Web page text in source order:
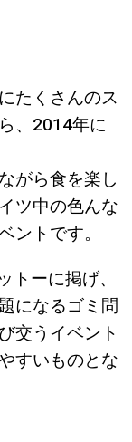
たくさんのス
、2014年に
がら食を楽し
ツ中の色んな
ントです。
ーに掲げ、
になるゴミ問
交うイベント
すいものとな